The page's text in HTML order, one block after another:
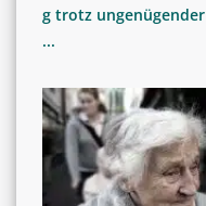
g trotz ungenügender
...